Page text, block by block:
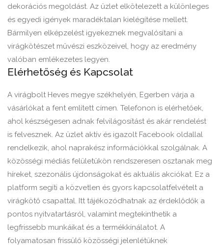
dekorációs megoldást. Az üzlet elkötelezett a különleges
és egyedi igények maradéktalan kielégítése mellett.
Bármilyen elképzelést igyekeznek megvalósítani a
virágkötészet művészi eszközeivel, hogy az eredmény
valóban emlékezetes legyen.
Elérhetőség és Kapcsolat
A virágbolt Heves megye székhelyén, Egerben várja a
vásárlókat a fent említett címen. Telefonon is elérhetőek,
ahol készségesen adnak felvilágosítást és akár rendelést
is felvesznek. Az üzlet aktív és igazolt Facebook oldallal
rendelkezik, ahol naprakész információkkal szolgálnak. A
közösségi médiás felületükön rendszeresen osztanak meg
híreket, szezonális újdonságokat és aktuális akciókat. Ez a
platform segíti a közvetlen és gyors kapcsolatfelvételt a
virágkötő csapattal. Itt tájékozódhatnak az érdeklődők a
pontos nyitvatartásról, valamint megtekinthetik a
legfrissebb munkáikat és a termékkínálatot. A
folyamatosan frissülő közösségi jelenlétüknek